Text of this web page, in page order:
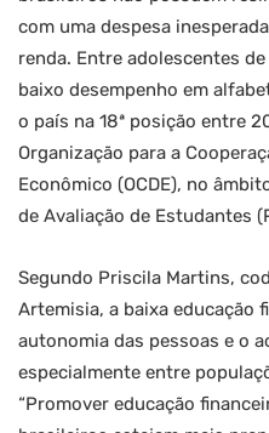
com uma despesa
renda. Entre adolescentes
baixo desempenho em
o país na 18ª posição entre
Organização para a
Econômico (OCDE), no
de Avaliação de Estudantes
Segundo Priscila Martins,
Artemisia, a baixa educação
autonomia das pessoas e o
especialmente entre
“Promover educação